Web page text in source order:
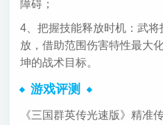
障碍；
4、把握技能释放时机：武
放，借助范围伤害特性最大
坤的战术目标。
游戏评测
《三国群英传光速版》精准